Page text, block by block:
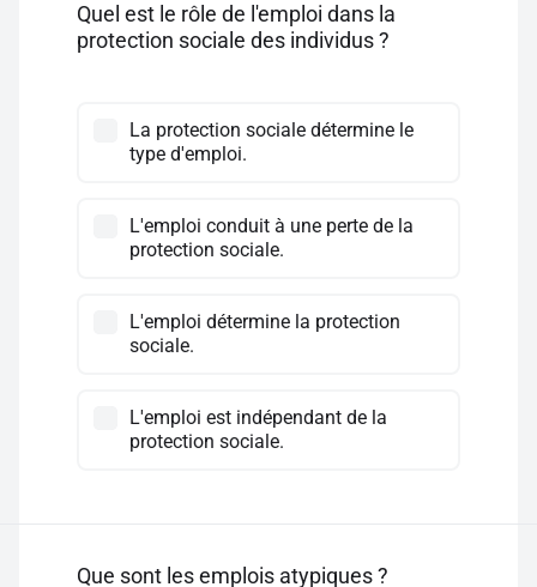
Quel est le rôle de l'emploi dans la
protection sociale des individus ?
La protection sociale détermine le
type d'emploi.
L'emploi conduit à une perte de la
protection sociale.
L'emploi détermine la protection
sociale.
L'emploi est indépendant de la
protection sociale.
Que sont les emplois atypiques ?